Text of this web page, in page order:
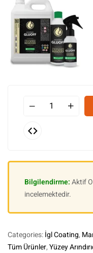
Bilgilendirme:Aktif
incelemektedir.
Categories:İgl Coating,
Tüm Ürünler,Yüzey